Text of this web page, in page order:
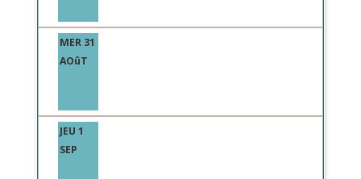
MER 31
AOûT
JEU 1
SEP